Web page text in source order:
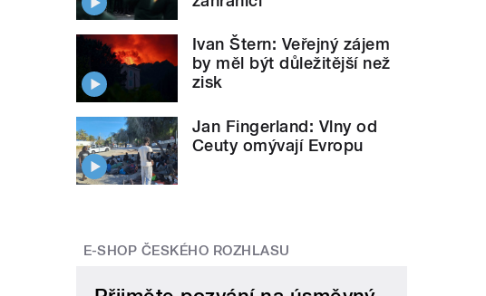
Ivan Štern: Veřejný zájem
by měl být důležitější než
zisk
Jan Fingerland: Vlny od
Ceuty omývají Evropu
E-SHOP ČESKÉHO ROZHLASU